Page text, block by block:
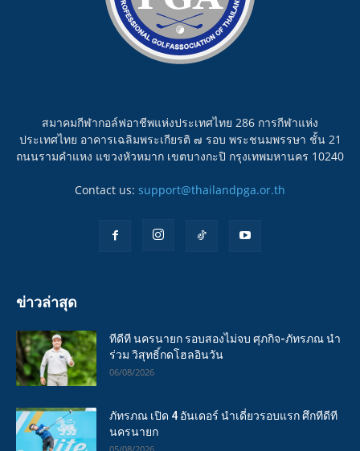
สมาคมกีฬากอล์ฟอาชีพแห่งประเทศไทย 286 การกีฬาแห่ง
ประเทศไทย อาคารเฉลิมพระเกียรติ ๗ รอบ พระชนมพรรษา ชั้น 21
ถนนรามคำแหง แขวงหัวหมาก เขตบางกะปิ กรุงเทพมหานคร 10240
Contact us: support@thailandpga.or.th
ข่าวล่าสุด
ทีดีที นครนายก รอบสองไม่จบ ศุภกิจ-ภัทรภณ นำ
ร่วม วิสุทธิ์กดโฮลอินวัน
06/08/2026
ภัทรภณ เปิด 4 อันเดอร์ นำเดี่ยวรอบแรก ศึกทีดีที
นครนายก